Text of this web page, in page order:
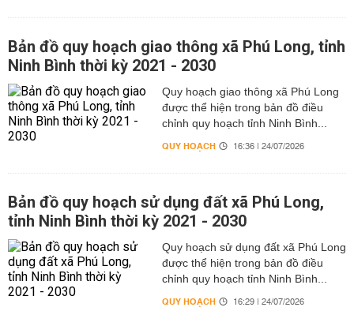
Bản đồ quy hoạch giao thông xã Phú Long, tỉnh
Ninh Bình thời kỳ 2021 - 2030
Quy hoạch giao thông xã Phú Long
được thể hiện trong bản đồ điều
chỉnh quy hoạch tỉnh Ninh Bình...
QUY HOẠCH 16:36 | 24/07/2026
Bản đồ quy hoạch sử dụng đất xã Phú Long,
tỉnh Ninh Bình thời kỳ 2021 - 2030
Quy hoạch sử dụng đất xã Phú Long
được thể hiện trong bản đồ điều
chỉnh quy hoạch tỉnh Ninh Bình...
QUY HOẠCH 16:29 | 24/07/2026